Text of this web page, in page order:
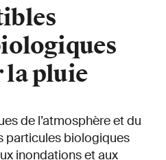
la pluie
de l’atmosphère et du
particules biologiques
inondations et aux